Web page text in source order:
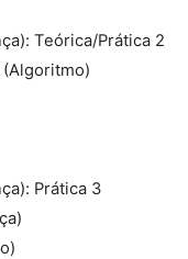
Teórica/Prática 2
Prática 3